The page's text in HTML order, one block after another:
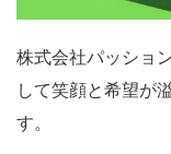
株式会社パッショ
して笑顔と希望が
す。